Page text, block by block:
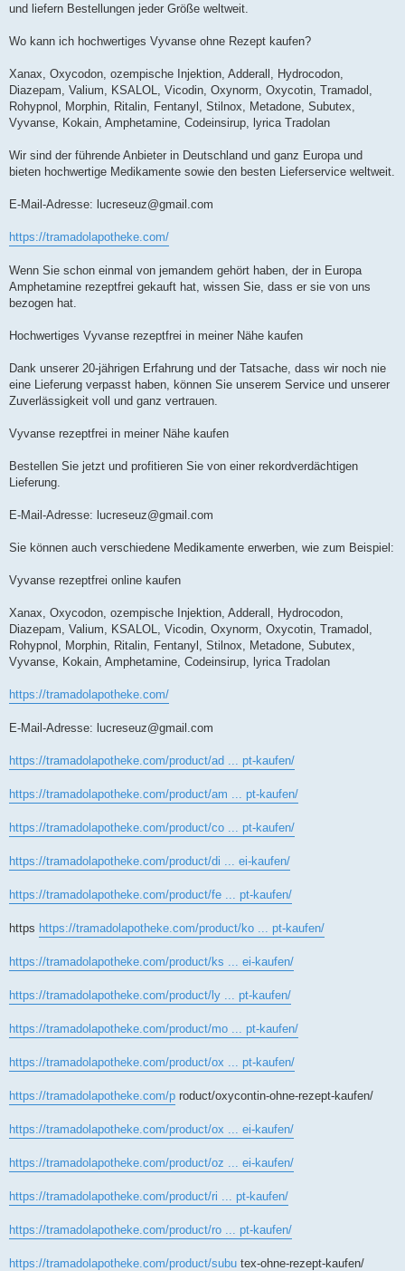
und liefern Bestellungen jeder Größe weltweit.
Wo kann ich hochwertiges Vyvanse ohne Rezept kaufen?
Xanax, Oxycodon, ozempische Injektion, Adderall, Hydrocodon,
Diazepam, Valium, KSALOL, Vicodin, Oxynorm, Oxycotin, Tramadol,
Rohypnol, Morphin, Ritalin, Fentanyl, Stilnox, Metadone, Subutex,
Vyvanse, Kokain, Amphetamine, Codeinsirup, lyrica Tradolan
Wir sind der führende Anbieter in Deutschland und ganz Europa und
bieten hochwertige Medikamente sowie den besten Lieferservice weltweit.
E-Mail-Adresse: lucreseuz@gmail.com
https://tramadolapotheke.com/
Wenn Sie schon einmal von jemandem gehört haben, der in Europa
Amphetamine rezeptfrei gekauft hat, wissen Sie, dass er sie von uns
bezogen hat.
Hochwertiges Vyvanse rezeptfrei in meiner Nähe kaufen
Dank unserer 20-jährigen Erfahrung und der Tatsache, dass wir noch nie
eine Lieferung verpasst haben, können Sie unserem Service und unserer
Zuverlässigkeit voll und ganz vertrauen.
Vyvanse rezeptfrei in meiner Nähe kaufen
Bestellen Sie jetzt und profitieren Sie von einer rekordverdächtigen
Lieferung.
E-Mail-Adresse: lucreseuz@gmail.com
Sie können auch verschiedene Medikamente erwerben, wie zum Beispiel:
Vyvanse rezeptfrei online kaufen
Xanax, Oxycodon, ozempische Injektion, Adderall, Hydrocodon,
Diazepam, Valium, KSALOL, Vicodin, Oxynorm, Oxycotin, Tramadol,
Rohypnol, Morphin, Ritalin, Fentanyl, Stilnox, Metadone, Subutex,
Vyvanse, Kokain, Amphetamine, Codeinsirup, lyrica Tradolan
https://tramadolapotheke.com/
E-Mail-Adresse: lucreseuz@gmail.com
https://tramadolapotheke.com/product/ad ... pt-kaufen/
https://tramadolapotheke.com/product/am ... pt-kaufen/
https://tramadolapotheke.com/product/co ... pt-kaufen/
https://tramadolapotheke.com/product/di ... ei-kaufen/
https://tramadolapotheke.com/product/fe ... pt-kaufen/
https https://tramadolapotheke.com/product/ko ... pt-kaufen/
https://tramadolapotheke.com/product/ks ... ei-kaufen/
https://tramadolapotheke.com/product/ly ... pt-kaufen/
https://tramadolapotheke.com/product/mo ... pt-kaufen/
https://tramadolapotheke.com/product/ox ... pt-kaufen/
https://tramadolapotheke.com/p roduct/oxycontin-ohne-rezept-kaufen/
https://tramadolapotheke.com/product/ox ... ei-kaufen/
https://tramadolapotheke.com/product/oz ... ei-kaufen/
https://tramadolapotheke.com/product/ri ... pt-kaufen/
https://tramadolapotheke.com/product/ro ... pt-kaufen/
https://tramadolapotheke.com/product/subu tex-ohne-rezept-kaufen/